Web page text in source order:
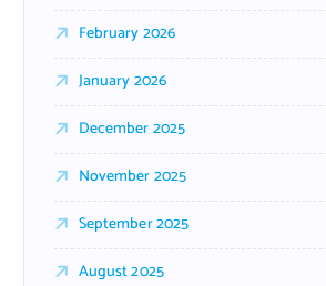
February 2026
January 2026
December 2025
November 2025
September 2025
August 2025